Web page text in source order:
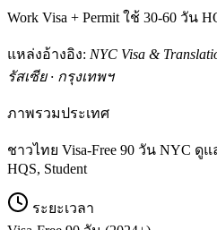
Work Visa + Permit ใช้ 30-60 วัน
แหล่งอ้างอิง: NYC Visa &
รัสเซีย · กรุงเทพฯ
ภาพรวมประเทศ
ชาวไทย Visa-Free 90 วัน NYC ดูแ
HQS, Student
ระยะเวลา